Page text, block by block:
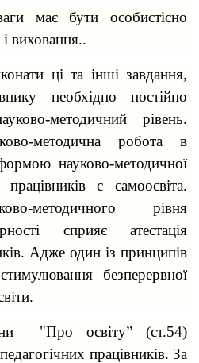
бути особистісно
виховання..
ці та інші завдання,
необхідно постійно
методичний рівень.
методична робота в
науково-методичної
є самоосвіта.
методичного рівня
сприяє атестація
Адже один із принципів
безперервної
"Про освіту” (ст.54)
працівників. За